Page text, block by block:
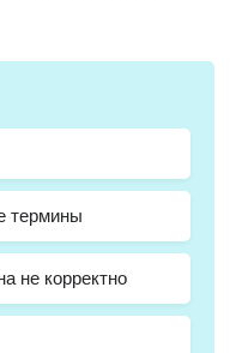
термины
не корректно